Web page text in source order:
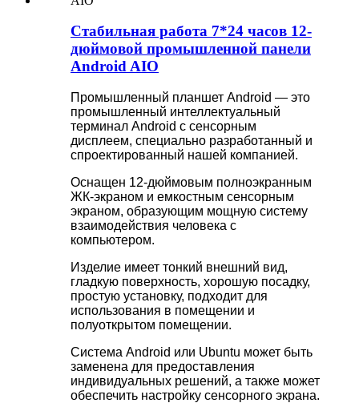
Стабильная работа 7*24 часов 12-
дюймовой промышленной панели
Android AIO
Промышленный планшет Android — это
промышленный интеллектуальный
терминал Android с сенсорным
дисплеем, специально разработанный и
спроектированный нашей компанией.
Оснащен 12-дюймовым полноэкранным
ЖК-экраном и емкостным сенсорным
экраном, образующим мощную систему
взаимодействия человека с
компьютером.
Изделие имеет тонкий внешний вид,
гладкую поверхность, хорошую посадку,
простую установку, подходит для
использования в помещении и
полуоткрытом помещении.
Система Android или Ubuntu может быть
заменена для предоставления
индивидуальных решений, а также может
обеспечить настройку сенсорного экрана.